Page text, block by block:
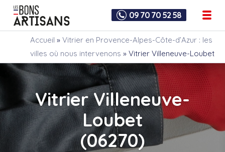
09 70 70 52 58
Accueil » Vitrier en Provence-Alpes-Côte-d’Azur : les
villes où nous intervenons » Vitrier Villeneuve-Loubet
Vitrier Villeneuve-
Loubet
(06270)